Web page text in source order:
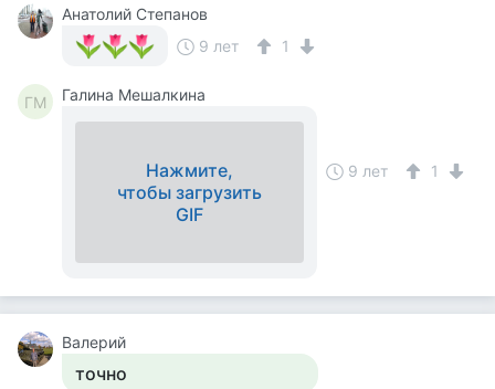
Анатолий Степанов
9 лет
1
ГМ Галина Мешалкина
Нажмите,
чтобы загрузить
GIF
9 лет 1
Валерий
точно